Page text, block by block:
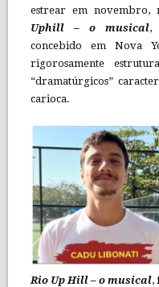
estrear em novembro,
Uphill – o musical,
concebido em Nova
rigorosamente
“dramatúrgicos”
carioca.
Rio Up Hill – o musical,